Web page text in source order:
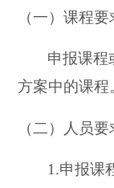
（一）课程要
申报课程
方案中的课程
（二）人员要
1.申报课